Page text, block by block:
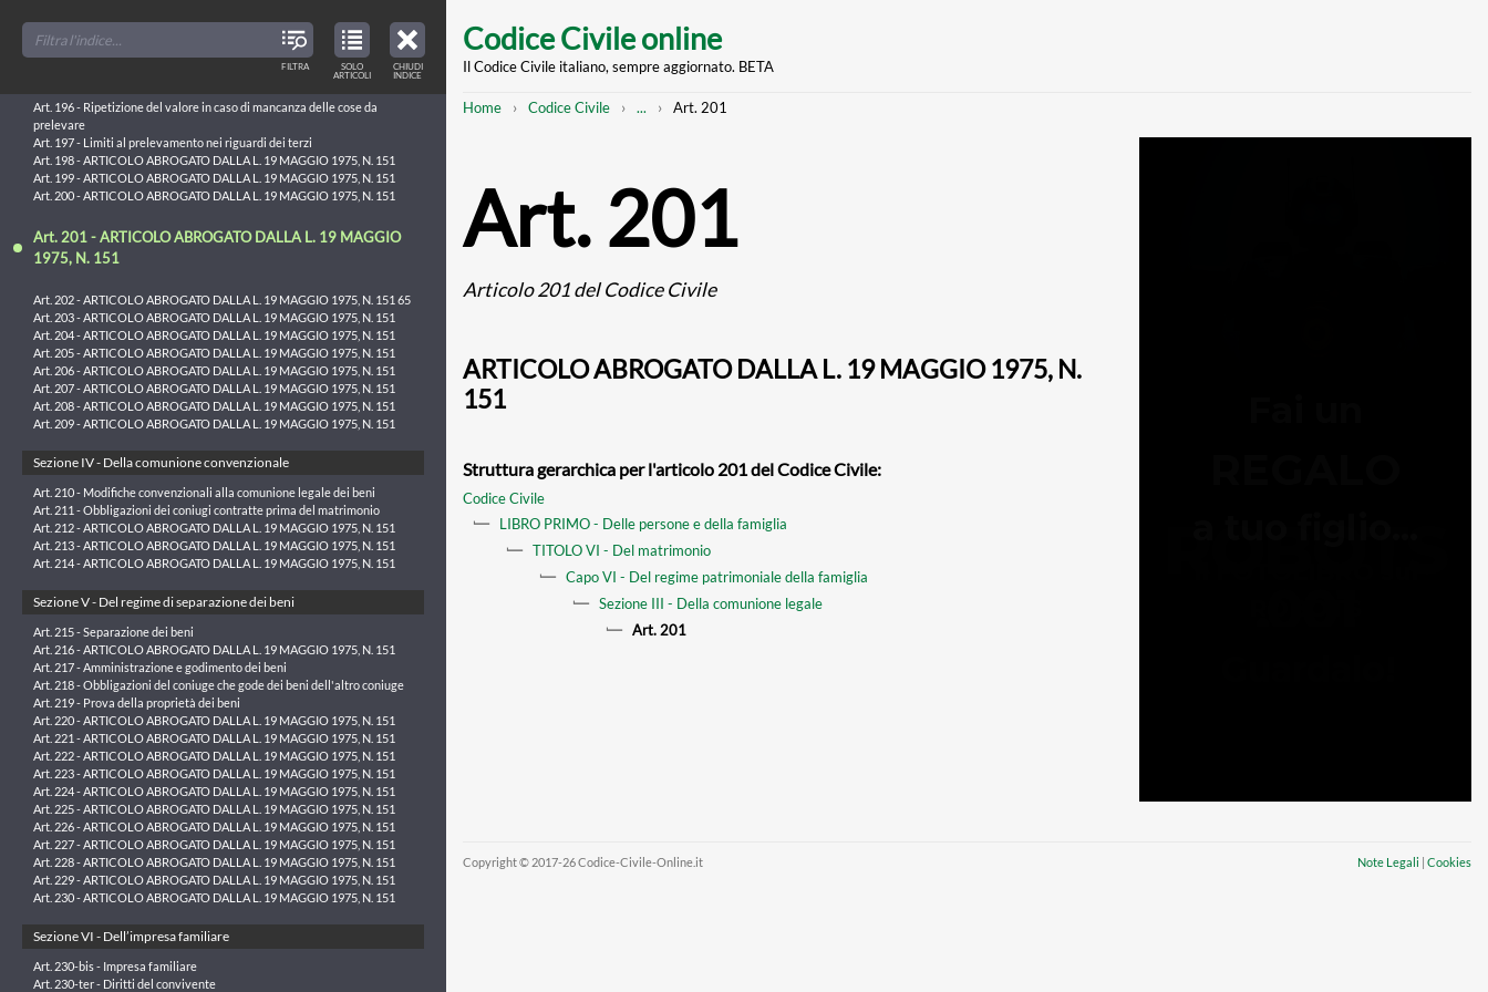
TABLE
OF
CONTENTS
CHIUDI
INDICE
main
Codice Civile online
Il Codice Civile italiano, sempre aggiornato. BETA
Breadcrumb
Home Codice Civile
Mostra
... Art. 201
Art. 201
Articolo 201 del Codice Civile
ARTICOLO ABROGATO DALLA L. 19 MAGGIO 1975, N.
151
Struttura gerarchica per l'articolo 201 del Codice Civile:
Codice Civile
LIBRO PRIMO - Delle persone e della famiglia
TITOLO VI - Del matrimonio
Capo VI - Del regime patrimoniale della famiglia
Sezione III - Della comunione legale
Art. 201
Copyright © 2017-26 Codice-Civile-Online.it Note Legali | Cookies
TOC
TITLES
FILTRA
VIEW
ONLY
ARTICLES
IN
TABLE
OF
CONTENTS
SOLO
ARTICOLI
Art. 192 - Rimborsi e restituzioni
Art. 196 - Ripetizione del valore in caso di mancanza delle cose da
prelevare
Art. 197 - Limiti al prelevamento nei riguardi dei terzi
Art. 198 - ARTICOLO ABROGATO DALLA L. 19 MAGGIO 1975, N. 151
Art. 199 - ARTICOLO ABROGATO DALLA L. 19 MAGGIO 1975, N. 151
Art. 200 - ARTICOLO ABROGATO DALLA L. 19 MAGGIO 1975, N. 151
Art. 201 - ARTICOLO ABROGATO DALLA L. 19 MAGGIO
1975, N. 151
Art. 202 - ARTICOLO ABROGATO DALLA L. 19 MAGGIO 1975, N. 151 65
Art. 203 - ARTICOLO ABROGATO DALLA L. 19 MAGGIO 1975, N. 151
Art. 204 - ARTICOLO ABROGATO DALLA L. 19 MAGGIO 1975, N. 151
Art. 205 - ARTICOLO ABROGATO DALLA L. 19 MAGGIO 1975, N. 151
Art. 206 - ARTICOLO ABROGATO DALLA L. 19 MAGGIO 1975, N. 151
Art. 207 - ARTICOLO ABROGATO DALLA L. 19 MAGGIO 1975, N. 151
Art. 208 - ARTICOLO ABROGATO DALLA L. 19 MAGGIO 1975, N. 151
Art. 209 - ARTICOLO ABROGATO DALLA L. 19 MAGGIO 1975, N. 151
Sezione IV - Della comunione convenzionale
Art. 210 - Modifiche convenzionali alla comunione legale dei beni
Art. 211 - Obbligazioni dei coniugi contratte prima del matrimonio
Art. 212 - ARTICOLO ABROGATO DALLA L. 19 MAGGIO 1975, N. 151
Art. 213 - ARTICOLO ABROGATO DALLA L. 19 MAGGIO 1975, N. 151
Art. 214 - ARTICOLO ABROGATO DALLA L. 19 MAGGIO 1975, N. 151
Sezione V - Del regime di separazione dei beni
Art. 215 - Separazione dei beni
Art. 216 - ARTICOLO ABROGATO DALLA L. 19 MAGGIO 1975, N. 151
Art. 217 - Amministrazione e godimento dei beni
Art. 218 - Obbligazioni del coniuge che gode dei beni dell'altro coniuge
Art. 219 - Prova della proprietà dei beni
Art. 220 - ARTICOLO ABROGATO DALLA L. 19 MAGGIO 1975, N. 151
Art. 221 - ARTICOLO ABROGATO DALLA L. 19 MAGGIO 1975, N. 151
Art. 222 - ARTICOLO ABROGATO DALLA L. 19 MAGGIO 1975, N. 151
Art. 223 - ARTICOLO ABROGATO DALLA L. 19 MAGGIO 1975, N. 151
Art. 224 - ARTICOLO ABROGATO DALLA L. 19 MAGGIO 1975, N. 151
Art. 225 - ARTICOLO ABROGATO DALLA L. 19 MAGGIO 1975, N. 151
Art. 226 - ARTICOLO ABROGATO DALLA L. 19 MAGGIO 1975, N. 151
Art. 227 - ARTICOLO ABROGATO DALLA L. 19 MAGGIO 1975, N. 151
Art. 228 - ARTICOLO ABROGATO DALLA L. 19 MAGGIO 1975, N. 151
Art. 229 - ARTICOLO ABROGATO DALLA L. 19 MAGGIO 1975, N. 151
Art. 230 - ARTICOLO ABROGATO DALLA L. 19 MAGGIO 1975, N. 151
Sezione VI - Dell’impresa familiare
Art. 230-bis - Impresa familiare
Art. 230-ter - Diritti del convivente